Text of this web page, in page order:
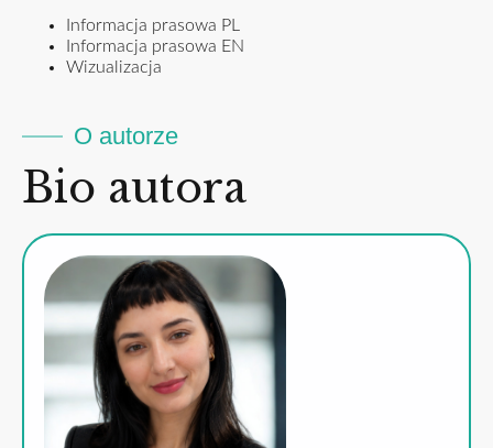
Informacja prasowa PL
Informacja prasowa EN
Wizualizacja
O autorze
Bio autora